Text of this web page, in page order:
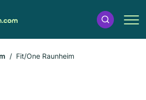
Fit/One Raunheim